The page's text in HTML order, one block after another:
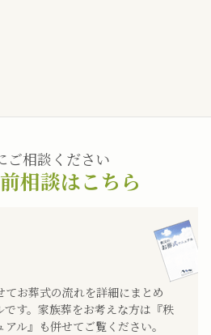
ご相談ください
相談はこちら
お葬式の流れを詳細にまとめ
す。家族葬をお考えな方は『秩
ル』も併せてご覧ください。